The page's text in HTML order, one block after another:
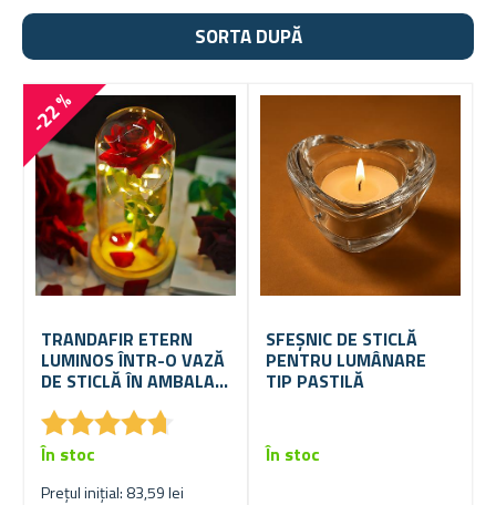
SORTA DUPĂ
-22 %
TRANDAFIR ETERN
LUMINOS ÎNTR-O VAZĂ
DE STICLĂ ÎN AMBALAJ
★★★★★
★★★★★
Prețul inițial: 83,59 lei
În stoc
SFEȘNIC DE STICLĂ
PENTRU LUMÂNARE
TIP PASTILĂ
În stoc